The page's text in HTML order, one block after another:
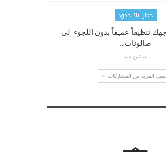
جمال بلا حدود
تنظيفاً عميقاً بدون اللجوء إلى
صالونات…
سنتين منذ
المزيد من المشاركات